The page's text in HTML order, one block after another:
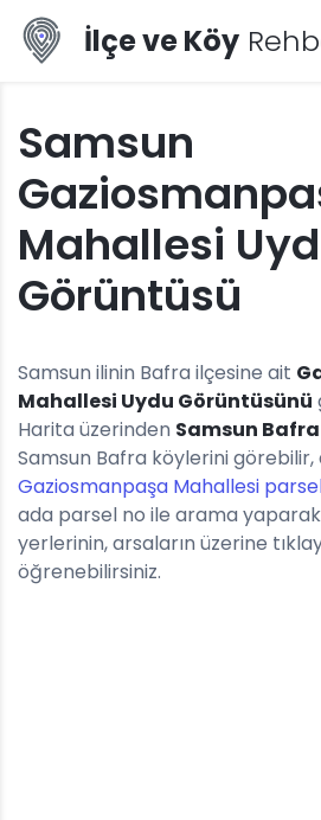
İlçe ve Köy
Samsun
Mahallesi
Görüntüsü
Samsun ilinin Bafra ilçesine ait
Mahallesi Uydu Görüntüsünü
Harita üzerinden Samsun Bafra
Samsun Bafra köylerini
Gaziosmanpaşa Mahallesi
ada parsel no ile arama
yerlerinin, arsaların üzerine
öğrenebilirsiniz.